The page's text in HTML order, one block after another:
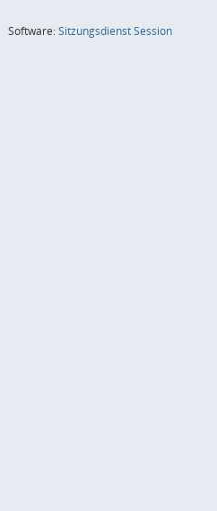
Software:SitzungsdienstSession(Wird in